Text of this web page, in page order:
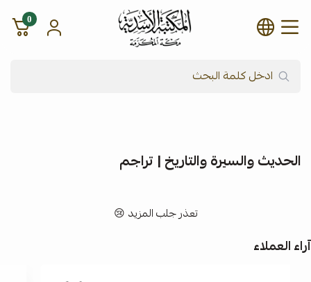
شركة المكتبة الأسدية للنشر
0
الحديث والسيرة والتاريخ | تراجم
تعذر جلب المزيد 😢
آراء العملاء